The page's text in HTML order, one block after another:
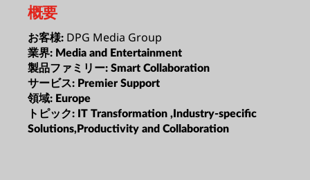
概要
お客様: DPG Media Group
業界: Media and Entertainment
製品ファミリー: Smart Collaboration
サービス: Premier Support
領域: Europe
トピック: IT Transformation ,Industry-specific
Solutions,Productivity and Collaboration